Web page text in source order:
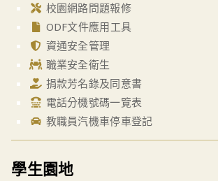
校園網路問題報修
ODF文件應用工具
資通安全管理
職業安全衛生
捐款芳名錄及同意書
電話分機號碼一覽表
教職員汽機車停車登記
學生園地